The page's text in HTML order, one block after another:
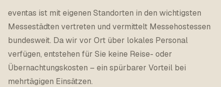
eventas ist mit eigenen Standorten in den wichtigsten
Messestädten vertreten und vermittelt Messehostessen
bundesweit. Da wir vor Ort über lokales Personal
verfügen, entstehen für Sie keine Reise- oder
Übernachtungskosten – ein spürbarer Vorteil bei
mehrtägigen Einsätzen.